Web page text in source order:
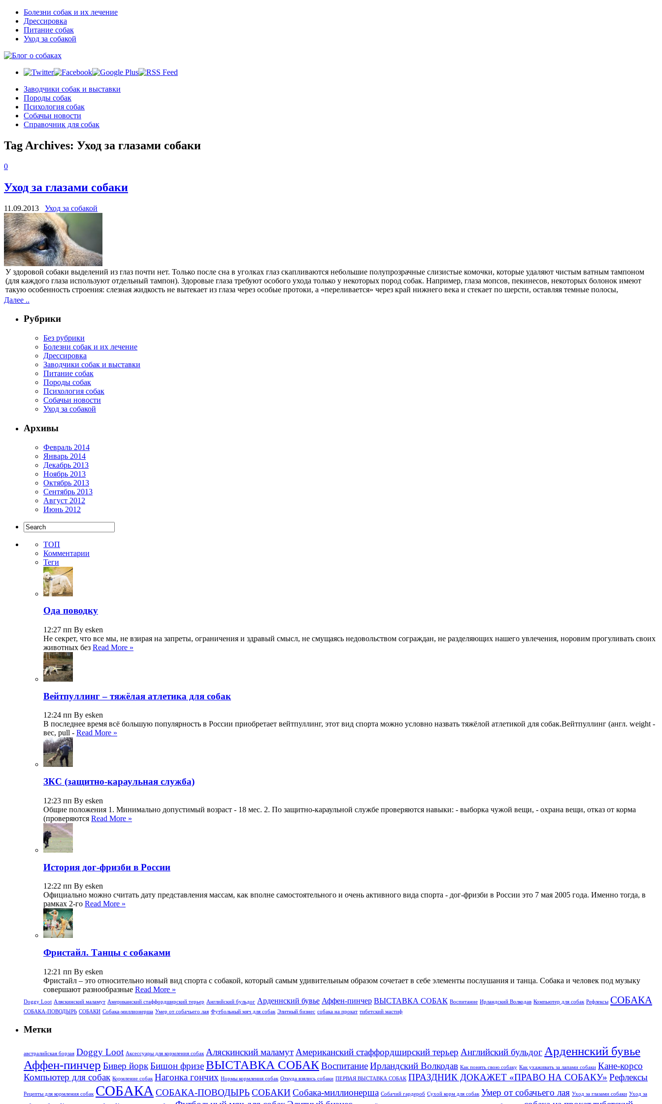
Болезни собак и их лечение
Дрессировка
Питание собак
Уход за собакой
Заводчики собак и выставки
Породы собак
Психология собак
Собачьи новости
Справочник для собак
Tag Archives: Уход за глазами собаки
0
Уход за глазами собаки
11.09.2013 Уход за собакой
У здоровой собаки выделений из глаз почти нет. Только после сна в уголках глаз скапливаются небольшие полупрозрачные слизистые комочки, которые удаляют чистым ватным тампоном
(для каждого глаза используют отдельный тампон). Здоровые глаза требуют особого ухода только у некоторых пород собак. Например, глаза мопсов, пекинесов, некоторых болонок имеют
такую особенность строения: слезная жидкость не вытекает из глаза через особые протоки, а «переливается» через край нижнего века и стекает по шерсти, оставляя темные полосы,
Далее ..
Рубрики
Без рубрики
Болезни собак и их лечение
Дрессировка
Заводчики собак и выставки
Питание собак
Породы собак
Психология собак
Собачьи новости
Уход за собакой
Архивы
Февраль 2014
Январь 2014
Декабрь 2013
Ноябрь 2013
Октябрь 2013
Сентябрь 2013
Август 2012
Июнь 2012
ТОП
Комментарии
Теги
Ода поводку
12:27 пп By esken
Не секрет, что все мы, не взирая на запреты, ограничения и здравый смысл, не смущаясь недовольством сограждан, не разделяющих нашего увлечения, норовим прогуливать своих
животных без Read More »
Вейтпуллинг – тяжёлая атлетика для собак
12:24 пп By esken
В последнее время всё большую популярность в России приобретает вейтпуллинг, этот вид спорта можно условно назвать тяжёлой атлетикой для собак.Вейтпуллинг (англ. weight -
вес, pull - Read More »
ЗКС (защитно-караульная служба)
12:23 пп By esken
Общие положения 1. Минимально допустимый возраст - 18 мес. 2. По защитно-караульной службе проверяются навыки: - выборка чужой вещи, - охрана вещи, отказ от корма
(проверяются Read More »
История дог-фризби в России
12:22 пп By esken
Официально можно считать дату представления массам, как вполне самостоятельного и очень активного вида спорта - дог-фризби в России это 7 мая 2005 года. Именно тогда, в
рамках 2-го Read More »
Фристайл. Танцы с собаками
12:21 пп By esken
Фристайл – это относительно новый вид спорта с собакой, который самым удивительным образом сочетает в себе элементы послушания и танца. Собака и человек под музыку
совершают разнообразные Read More »
Doggy Loot Аляскинский маламут Американский стаффордширский терьер Английский бульдог Арденнский бувье Аффен-пинчер ВЫСТАВКА СОБАК Воспитание Ирландский Волкодав Компьютер для собак Рефлексы СОБАКА
СОБАКА-ПОВОДЫРЬ СОБАКИ Собака-миллионерша Умер от собачьего лая Футбольный мяч для собак Элитный бизнес собака на прокат тибетский мастиф
Метки
aвстралийская борзая Doggy Loot Аксессуары для кормления собак Аляскинский маламут Американский стаффордширский терьер Английский бульдог Арденнский бувье
Аффен-пинчер Бивер йоркБишон фризеВЫСТАВКА СОБАК ВоспитаниеИрландский Волкодав Как понять свою собаку Как ухаживать за лапами собаки Кане-корсо
Компьютер для собак Кормление собак Нагонка гончих Нормы кормления собак Откуда взялись собаки ПЕРВАЯ ВЫСТАВКА СОБАК ПРАЗДНИК ДОКАЖЕТ «ПРАВО НА СОБАКУ» Рефлексы
Рецепты для кормления собак СОБАКА СОБАКА-ПОВОДЫРЬСОБАКИ Собака-миллионерша Собачий гардероб Сухой корм для собак Умер от собачьего лая Уход за глазами собаки Уход за